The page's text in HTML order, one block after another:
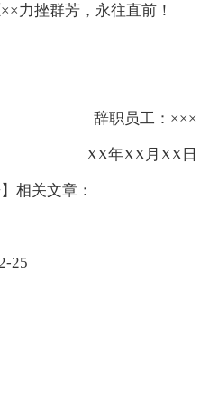
力挫群芳，永往直前！
辞职员工：×××
XX年XX月XX日
相关文章：
25